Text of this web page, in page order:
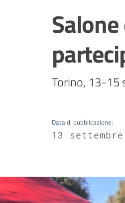
Torino, 13-15
Data di pubblicazione:
13 settembre